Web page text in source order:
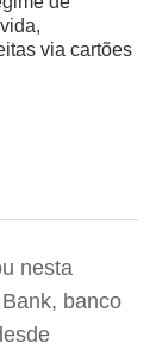
via cartões
nesta
banco